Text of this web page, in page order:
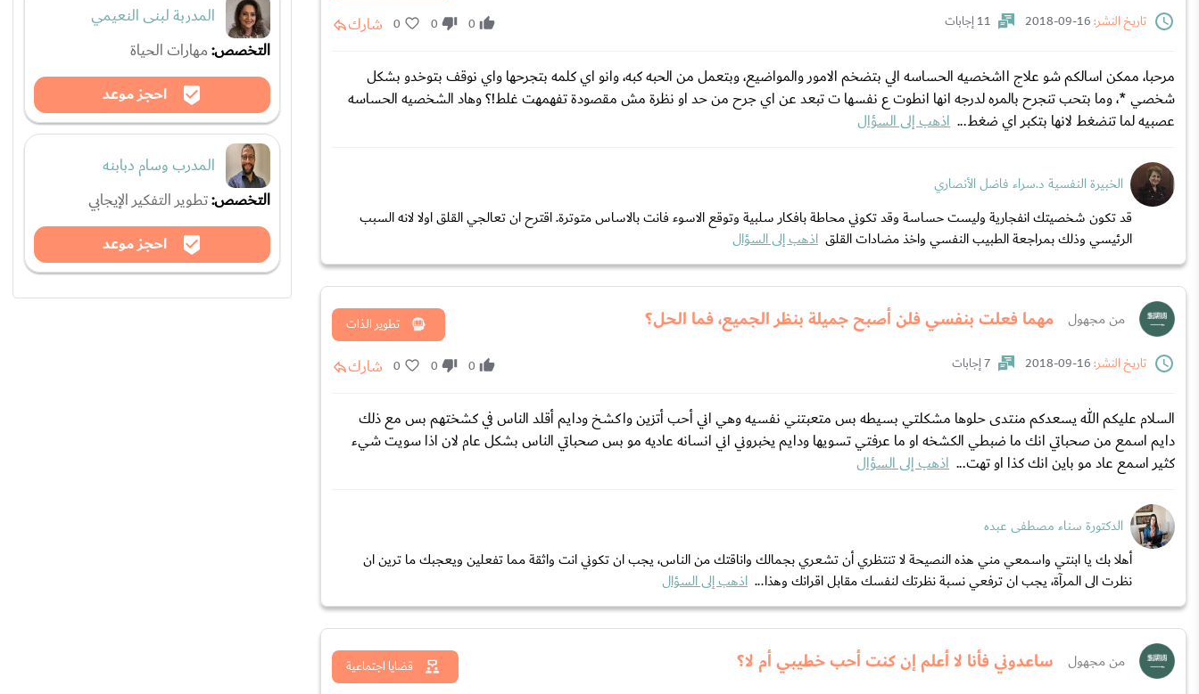
تاريخ النشر:
11 إجابات 0
0
0 شارك
مرحبا، ممكن اسالكم شو علاج ااشخصيه الحساسه الي بتضخم الامور والمواضيع، وبتعمل من الحبه كبه، وانو اي كلمه بتجرحها واي نوقف بتوخدو بشكل
شخصي *، وما بتحب تنجرح بالمره لدرجه انها انطوت ع نفسها ت تبعد عن اي جرح من حد او نظرة مش مقصودة تفهمهت غلط!؟ وهاد الشخصيه الحساسه
عصبيه لما تنضغط لانها بتكبر اي ضغط... اذهب إلى السؤال
الخبيرة النفسية د.سراء فاضل الأنصاري
قد تكون شخصيتك انفجارية وليست حساسة وقد تكوني محاطة بافكار سلبية وتوقع الاسوء فانت بالاساس متوترة. اقترح ان تعالجي القلق اولا لانه السبب
الرئيسي وذلك بمراجعة الطبيب النفسي واخذ مضادات القلق اذهب إلى السؤال
من مجهول مهما فعلت بنفسي فلن أصبح جميلة بنظر الجميع، فما الحل؟
تطوير الذات
تاريخ النشر:
7 إجابات 0
0
0 شارك
السلام عليكم الله يسعدكم منتدى حلوها مشكلتي بسيطه بس متعبتني نفسيه وهي اني أحب أتزين واكشخ ودايم أقلد الناس في كشختهم بس مع ذلك
دايم اسمع من صحباتي انك ما ضبطي الكشخه او ما عرفتي تسويها ودايم يخبروني اني انسانه عاديه مو بس صحباتي الناس بشكل عام لان اذا سويت شيء
كثير اسمع عاد مو باين انك كذا او تهت... اذهب إلى السؤال
الدكتورة سناء مصطفى عبده
أهلا بك يا ابنتي واسمعي مني هذه النصيحة لا تنتظري أن تشعري بجمالك واناقتك من الناس، يجب ان تكوني انت واثقة مما تفعلين ويعجبك ما ترين ان
نظرت الى المرآة، يجب ان ترفعي نسبة نظرتك لنفسك مقابل اقرانك وهذا... اذهب إلى السؤال
من مجهول ساعدوني فأنا لا أعلم إن كنت أحب خطيبي أم لا؟ قضايا اجتماعية
المدربة لبنى النعيمي
التخصص:مهارات الحياة
احجز موعد
المدرب وسام دبابنه
التخصص:تطوير التفكير الإيجابي
احجز موعد